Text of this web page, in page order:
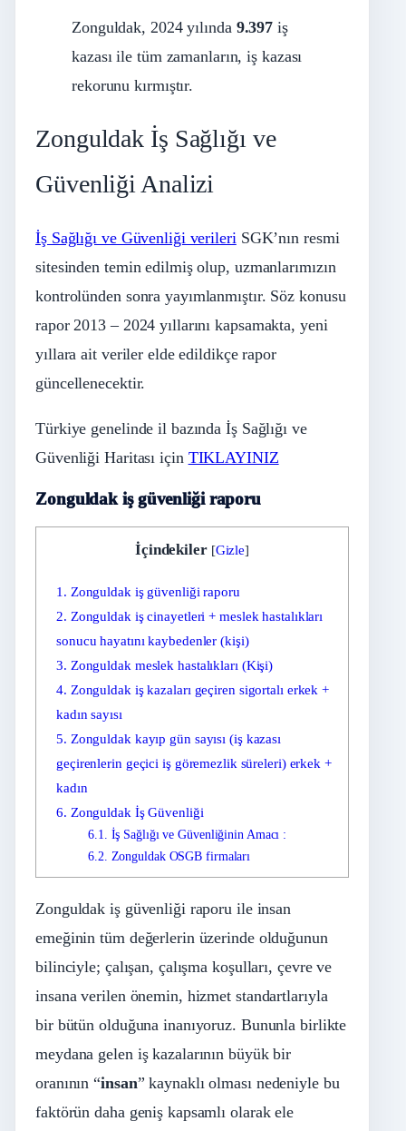
Zonguldak, 2024 yılında 9.397 iş
kazası ile tüm zamanların, iş kazası
rekorunu kırmıştır.
Zonguldak İş Sağlığı ve
Güvenliği Analizi
İş Sağlığı ve Güvenliği verileriSGK’nın resmi
sitesinden temin edilmiş olup, uzmanlarımızın
kontrolünden sonra yayımlanmıştır. Söz konusu
rapor 2013 – 2024 yıllarını kapsamakta, yeni
yıllara ait veriler elde edildikçe rapor
güncellenecektir.
Türkiye genelinde il bazında İş Sağlığı ve
Güvenliği Haritası için TIKLAYINIZ
Zonguldak iş güvenliği raporu
İçindekiler [Gizle]
1. Zonguldak iş güvenliği raporu
2. Zonguldak iş cinayetleri + meslek hastalıkları
sonucu hayatını kaybedenler (kişi)
3. Zonguldak meslek hastalıkları (Kişi)
4. Zonguldak iş kazaları geçiren sigortalı erkek +
kadın sayısı
5. Zonguldak kayıp gün sayısı (iş kazası
geçirenlerin geçici iş göremezlik süreleri) erkek +
kadın
6. Zonguldak İş Güvenliği
6.1. İş Sağlığı ve Güvenliğinin Amacı :
6.2. Zonguldak OSGB firmaları
Zonguldak iş güvenliği raporu ile insan
emeğinin tüm değerlerin üzerinde olduğunun
bilinciyle; çalışan, çalışma koşulları, çevre ve
insana verilen önemin, hizmet standartlarıyla
bir bütün olduğuna inanıyoruz. Bununla birlikte
meydana gelen iş kazalarının büyük bir
oranının “insan” kaynaklı olması nedeniyle bu
faktörün daha geniş kapsamlı olarak ele